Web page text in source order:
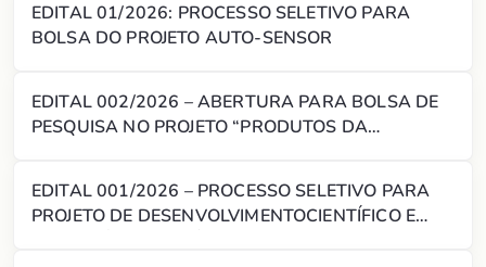
HUMANO
EDITAL 01/2026: PROCESSO SELETIVO PARA
BOLSA DO PROJETO AUTO-SENSOR
EDITAL 002/2026 – ABERTURA PARA BOLSA DE
PESQUISA NO PROJETO “PRODUTOS DA
EDITAL 001/2026 – PROCESSO SELETIVO PARA
PROJETO DE DESENVOLVIMENTOCIENTÍFICO E